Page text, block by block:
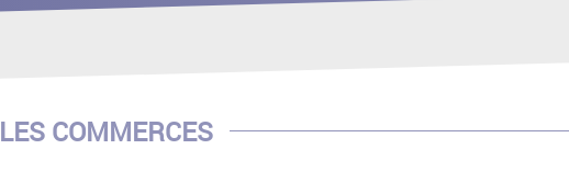
LES COMMERCES